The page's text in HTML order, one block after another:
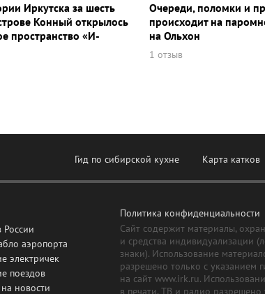
Иркутска за шесть
Конный открылось
пространство «И-
Очереди, поломки и
происходит на
на Ольхон
1 отзыв
Гид по сибирской кухне Карта катков
России
аэропорта
электричек
поездов
новости
Политика конфиденциальности
Сайт содержит материалы,
и средства индивидуализации
знаки). Использование
разрешено только с указанием
на сайт www.irk.ru.
в печати, ТВ и радио разрешено